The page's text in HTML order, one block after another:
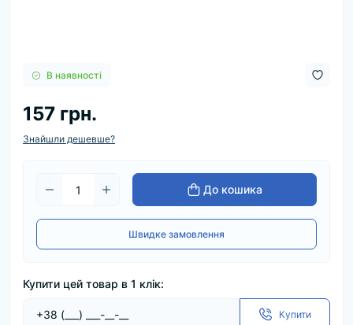
В наявності
157 грн.
Знайшли дешевше?
До кошика
Швидке замовлення
Купити цей товар в 1 клік:
Купити